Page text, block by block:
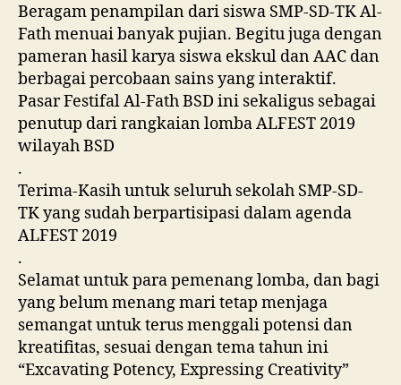
Beragam penampilan dari siswa SMP-SD-TK Al-
Fath menuai banyak pujian. Begitu juga dengan
pameran hasil karya siswa ekskul dan AAC dan
berbagai percobaan sains yang interaktif.
Pasar Festifal Al-Fath BSD ini sekaligus sebagai
penutup dari rangkaian lomba ALFEST 2019
wilayah BSD
.
Terima-Kasih untuk seluruh sekolah SMP-SD-
TK yang sudah berpartisipasi dalam agenda
ALFEST 2019
.
Selamat untuk para pemenang lomba, dan bagi
yang belum menang mari tetap menjaga
semangat untuk terus menggali potensi dan
kreatifitas, sesuai dengan tema tahun ini
“Excavating Potency, Expressing Creativity”